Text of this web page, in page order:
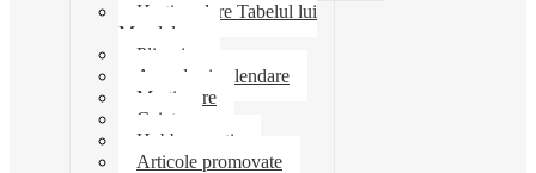
Harti scolare Tabelul lui
Mendeleev
Plicuri
Agende si calendare
Martisoare
Caiete
Hobby creatie
Articole promovate